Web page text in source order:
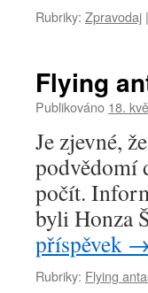
Rubriky: Zpravodaj |
Flying
Publikováno 18.
Je zjevné,
podvědomí
počít.
byli Honza
příspěvek →
Rubriky: Flying